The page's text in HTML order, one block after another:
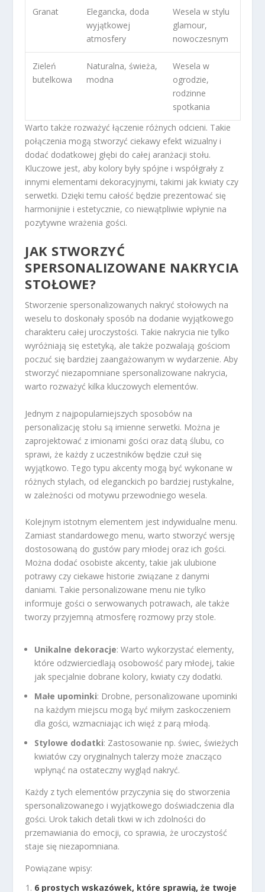
Granat
Elegancka, doda
wyjątkowej
atmosfery
Wesela w stylu
glamour,
nowoczesnym
Zieleń
butelkowa
Naturalna, świeża,
modna
Wesela w
ogrodzie,
rodzinne
spotkania
Warto także rozważyć łączenie różnych odcieni. Takie
połączenia mogą stworzyć ciekawy efekt wizualny i
dodać dodatkowej głębi do całej aranżacji stołu.
Kluczowe jest, aby kolory były spójne i współgrały z
innymi elementami dekoracyjnymi, takimi jak kwiaty czy
serwetki. Dzięki temu całość będzie prezentować się
harmonijnie i estetycznie, co niewątpliwie wpłynie na
pozytywne wrażenia gości.
JAK STWORZYĆ
SPERSONALIZOWANE NAKRYCIA
STOŁOWE?
Stworzenie spersonalizowanych nakryć stołowych na
weselu to doskonały sposób na dodanie wyjątkowego
charakteru całej uroczystości. Takie nakrycia nie tylko
wyróżniają się estetyką, ale także pozwalają gościom
poczuć się bardziej zaangażowanym w wydarzenie. Aby
stworzyć niezapomniane spersonalizowane nakrycia,
warto rozważyć kilka kluczowych elementów.
Jednym z najpopularniejszych sposobów na
personalizację stołu są imienne serwetki. Można je
zaprojektować z imionami gości oraz datą ślubu, co
sprawi, że każdy z uczestników będzie czuł się
wyjątkowo. Tego typu akcenty mogą być wykonane w
różnych stylach, od eleganckich po bardziej rustykalne,
w zależności od motywu przewodniego wesela.
Kolejnym istotnym elementem jest indywidualne menu.
Zamiast standardowego menu, warto stworzyć wersję
dostosowaną do gustów pary młodej oraz ich gości.
Można dodać osobiste akcenty, takie jak ulubione
potrawy czy ciekawe historie związane z danymi
daniami. Takie personalizowane menu nie tylko
informuje gości o serwowanych potrawach, ale także
tworzy przyjemną atmosferę rozmowy przy stole.
Unikalne dekoracje: Warto wykorzystać elementy,
które odzwierciedlają osobowość pary młodej, takie
jak specjalnie dobrane kolory, kwiaty czy dodatki.
Małe upominki: Drobne, personalizowane upominki
na każdym miejscu mogą być miłym zaskoczeniem
dla gości, wzmacniając ich więź z parą młodą.
Stylowe dodatki: Zastosowanie np. świec, świeżych
kwiatów czy oryginalnych talerzy może znacząco
wpłynąć na ostateczny wygląd nakryć.
Każdy z tych elementów przyczynia się do stworzenia
spersonalizowanego i wyjątkowego doświadczenia dla
gości. Urok takich detali tkwi w ich zdolności do
przemawiania do emocji, co sprawia, że uroczystość
staje się niezapomniana.
Powiązane wpisy:
6 prostych wskazówek, które sprawią, że twoje